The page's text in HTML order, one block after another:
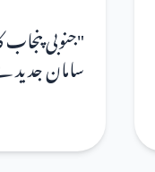
"جنوبی
سامان جدید